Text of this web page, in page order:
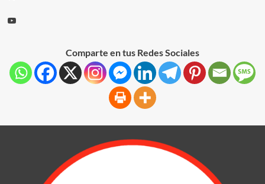
Comparte en tus Redes Sociales